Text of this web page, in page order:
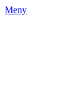
Meny